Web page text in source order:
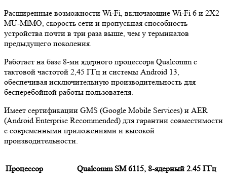
Расширенные возможности Wi-Fi, включающие Wi-Fi 6 и 2X2
MU-MlMO, скорость сети и пропускная способность
устройства почти в три раза выше, чем у терминалов
предыдущего поколения.
Работает на базе 8-ми ядерного процессора Qualcomm с
тактовой частотой 2,45 ГГц и системы Android 13,
обеспечивая исключительную производительность для
бесперебойной работы пользователя.
Имеет сертификации GMS (Google Mobile Services) и AER
(Android Enterprise Recommended) для гарантии совместимости
с современными приложениями и высокой
производительности.
Процессор Qualcomm SM 6115, 8-ядерный 2.45 ГГц